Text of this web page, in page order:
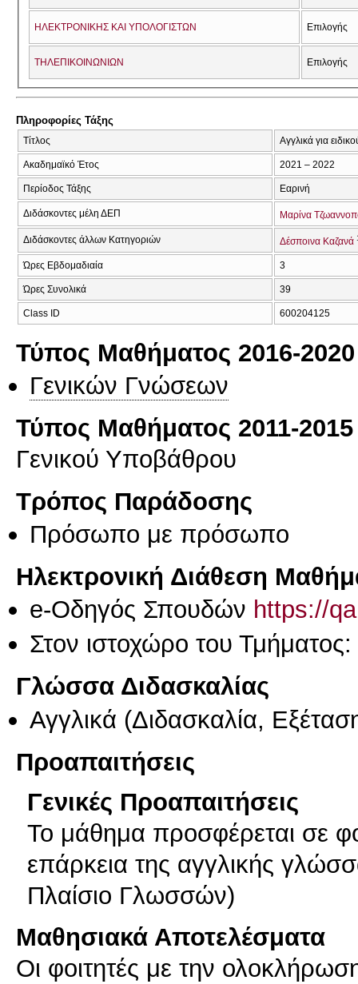
ΗΛΕΚΤΡΟΝΙΚΗΣ ΚΑΙ ΥΠΟΛΟΓΙΣΤΩΝ Επιλογής
ΤΗΛΕΠΙΚΟΙΝΩΝΙΩΝ Επιλογής
Πληροφορίες Τάξης
Τίτλος Αγγλικά για
Ακαδημαϊκό Έτος 2021 – 2022
Περίοδος Τάξης Εαρινή
Διδάσκοντες μέλη ΔΕΠ Μαρίνα
Διδάσκοντες άλλων Κατηγοριών Δέσποινα Καζανά
Ώρες Εβδομαδιαία 3
Ώρες Συνολικά 39
Class ID 600204125
Τύπος Μαθήματος 2016-2020
Γενικών Γνώσεων
Τύπος Μαθήματος 2011-2015
Γενικού Υποβάθρου
Τρόπος Παράδοσης
Πρόσωπο με πρόσωπο
Ηλεκτρονική Διάθεση
e-Οδηγός Σπουδών https://
Στον ιστοχώρο του Τμήματος:
Γλώσσα Διδασκαλίας
Αγγλικά (Διδασκαλία,
Προαπαιτήσεις
Γενικές Προαπαιτήσεις
Το μάθημα προσφέρεται σε
επάρκεια της αγγλικής
Πλαίσιο Γλωσσών)
Μαθησιακά Αποτελέσματα
Οι φοιτητές με την